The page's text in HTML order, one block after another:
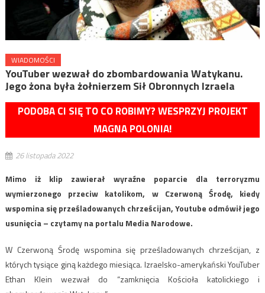
WIADOMOŚCI
YouTuber wezwał do zbombardowania Watykanu.
Jego żona była żołnierzem Sił Obronnych Izraela
PODOBA CI SIĘ TO CO ROBIMY? WESPRZYJ PROJEKT
MAGNA POLONIA!
26 listopada 2022
Mimo iż klip zawierał wyraźne poparcie dla terroryzmu
wymierzonego przeciw katolikom, w Czerwoną Środę, kiedy
wspomina się prześladowanych chrześcijan, Youtube odmówił jego
usunięcia – czytamy na portalu Media Narodowe.
W Czerwoną Środę wspomina się prześladowanych chrześcijan, z
których tysiące giną każdego miesiąca. Izraelsko-amerykański YouTuber
Ethan Klein wezwał do “zamknięcia Kościoła katolickiego i